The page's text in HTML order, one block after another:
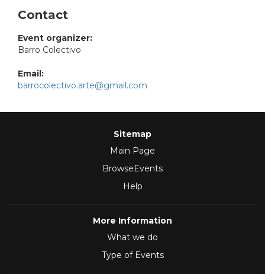
Contact
Event organizer:
Barro Colectivo
Email:
barrocolectivo.arte@gmail.com
Sitemap
Main Page
BrowseEvents
Help
More Information
What we do
Type of Events